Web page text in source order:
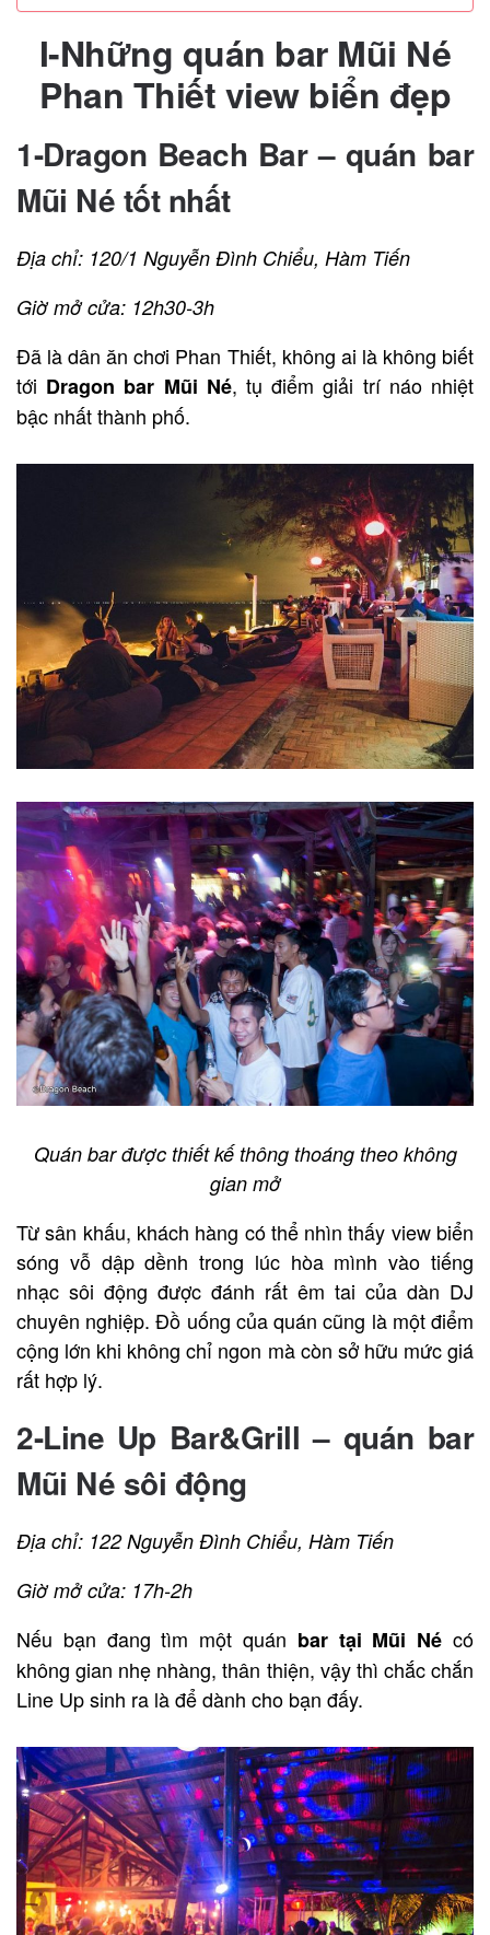
I-Những quán bar Mũi Né
Phan Thiết view biển đẹp
1-Dragon Beach Bar – quán bar
Mũi Nétốt nhất
Địa chỉ: 120/1 Nguyễn Đình Chiểu, Hàm Tiến
Giờ mở cửa: 12h30-3h
Đã là dân ăn chơi Phan Thiết, không ai là không biết
tới Dragon bar Mũi Né, tụ điểm giải trí náo nhiệt
bậc nhất thành phố.
Quán bar được thiết kế thông thoáng theo không
gian mở
Từ sân khấu, khách hàng có thể nhìn thấy view biển
sóng vỗ dập dềnh trong lúc hòa mình vào tiếng
nhạc sôi động được đánh rất êm tai của dàn DJ
chuyên nghiệp. Đồ uống của quán cũng là một điểm
cộng lớn khi không chỉ ngon mà còn sở hữu mức giá
rất hợp lý.
2-Line Up Bar&Grill – quán bar
Mũi Né sôi động
Địa chỉ: 122 Nguyễn Đình Chiểu, Hàm Tiến
Giờ mở cửa: 17h-2h
Nếu bạn đang tìm một quán bar tại Mũi Nécó
không gian nhẹ nhàng, thân thiện, vậy thì chắc chắn
Line Up sinh ra là để dành cho bạn đấy.